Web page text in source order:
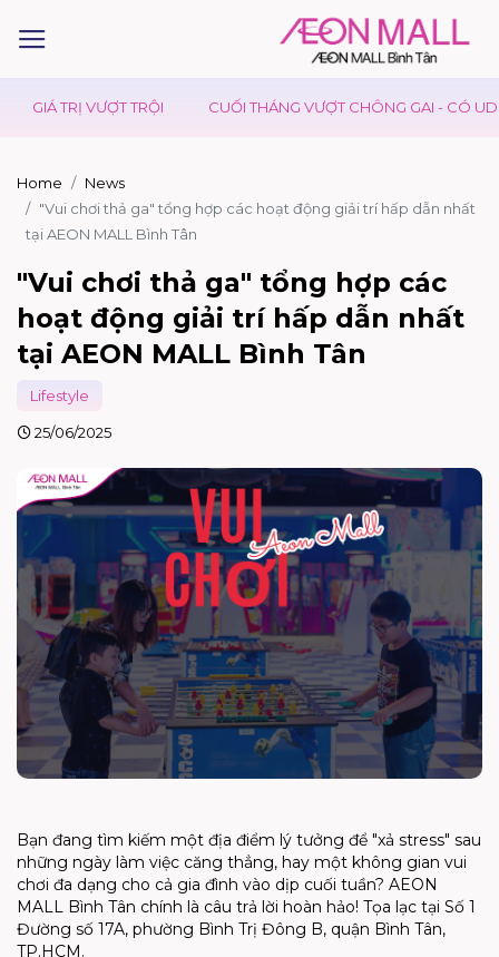
CUỐI THÁNG VƯỢT CHÔNG GAI - CÓ UDON DAY TIẾP SỨC
Home
News
"Vui chơi thả ga" tổng hợp các hoạt động giải trí hấp dẫn nhất
tại AEON MALL Bình Tân
"Vui chơi thả ga" tổng hợp các
hoạt động giải trí hấp dẫn nhất
tại AEON MALL Bình Tân
Lifestyle
25/06/2025
Bạn đang tìm kiếm một địa điểm lý tưởng để "xả stress" sau
những ngày làm việc căng thẳng, hay một không gian vui
chơi đa dạng cho cả gia đình vào dịp cuối tuần? AEON
MALL Bình Tân chính là câu trả lời hoàn hảo! Tọa lạc tại Số 1
Đường số 17A, phường Bình Trị Đông B, quận Bình Tân,
TP.HCM.